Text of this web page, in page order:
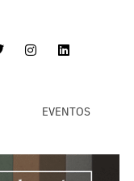
EVENTOS